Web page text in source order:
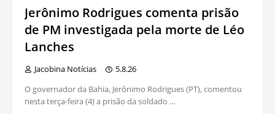
Jerônimo Rodrigues comenta prisão
de PM investigada pela morte de Léo
Lanches
Jacobina Notícias
5.8.26
O governador da Bahia, Jerônimo Rodrigues (PT), comentou
nesta terça-feira (4) a prisão da soldado …